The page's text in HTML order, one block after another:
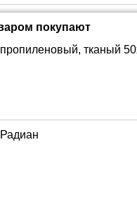
покупают
тканый